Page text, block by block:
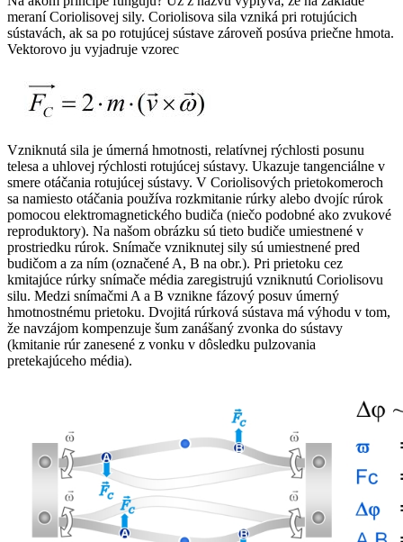
meraní Coriolisovej sily. Coriolisova sila vzniká pri rotujúcich
sústavách, ak sa po rotujúcej sústave zároveň posúva priečne hmota.
Vektorovo ju vyjadruje vzorec
Vzniknutá sila je úmerná hmotnosti, relatívnej rýchlosti posunu
telesa a uhlovej rýchlosti rotujúcej sústavy. Ukazuje tangenciálne v
smere otáčania rotujúcej sústavy. V Coriolisových prietokomeroch
sa namiesto otáčania používa rozkmitanie rúrky alebo dvojíc rúrok
pomocou elektromagnetického budiča (niečo podobné ako zvukové
reproduktory). Na našom obrázku sú tieto budiče umiestnené v
prostriedku rúrok. Snímače vzniknutej sily sú umiestnené pred
budičom a za ním (označené A, B na obr.). Pri prietoku cez
kmitajúce rúrky snímače média zaregistrujú vzniknutú Coriolisovu
silu. Medzi snímačmi A a B vznikne fázový posuv úmerný
hmotnostnému prietoku. Dvojitá rúrková sústava má výhodu v tom,
že navzájom kompenzuje šum zanášaný zvonka do sústavy
(kmitanie rúr zanesené z vonku v dôsledku pulzovania
pretekajúceho média).